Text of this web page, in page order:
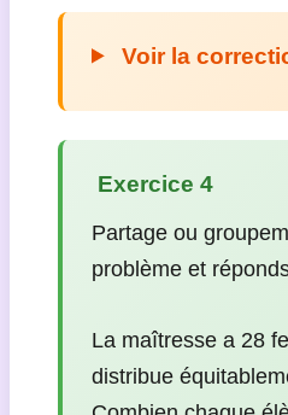
Voir la
️ Exercice 4
Partage ou
problème et
La maîtresse a 28
distribue